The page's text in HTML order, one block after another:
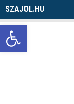
Eszköztár megnyitása
SZAJOL.HU